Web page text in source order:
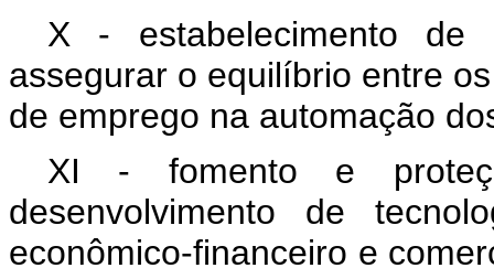
X - estabelecimento de
assegurar o equilíbrio entre
de emprego na automação
XI - fomento e
desenvolvimento de
econômico-financeiro e